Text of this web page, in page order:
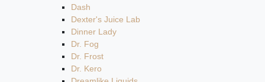
Dash
Dexter's Juice Lab
Dinner Lady
Dr. Fog
Dr. Frost
Dr. Kero